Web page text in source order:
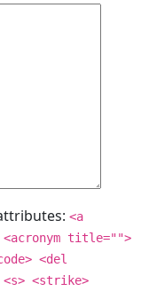
<a
title="">
<del
<strike>